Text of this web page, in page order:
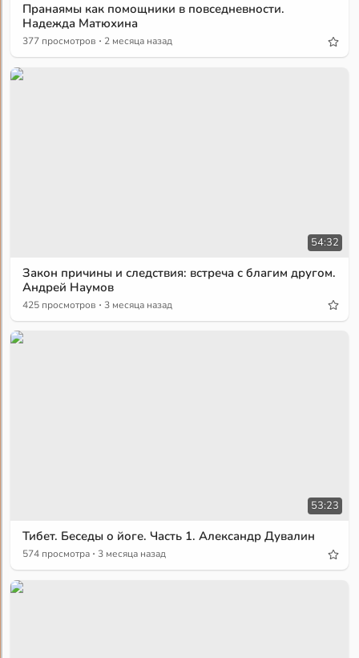
Пранаямы как помощники в повседневности.
Надежда Матюхина
377 просмотров · 2 месяца назад
54:32
Закон причины и следствия: встреча с благим другом.
Андрей Наумов
425 просмотров · 3 месяца назад
53:23
Тибет. Беседы о йоге. Часть 1. Александр Дувалин
574 просмотра · 3 месяца назад